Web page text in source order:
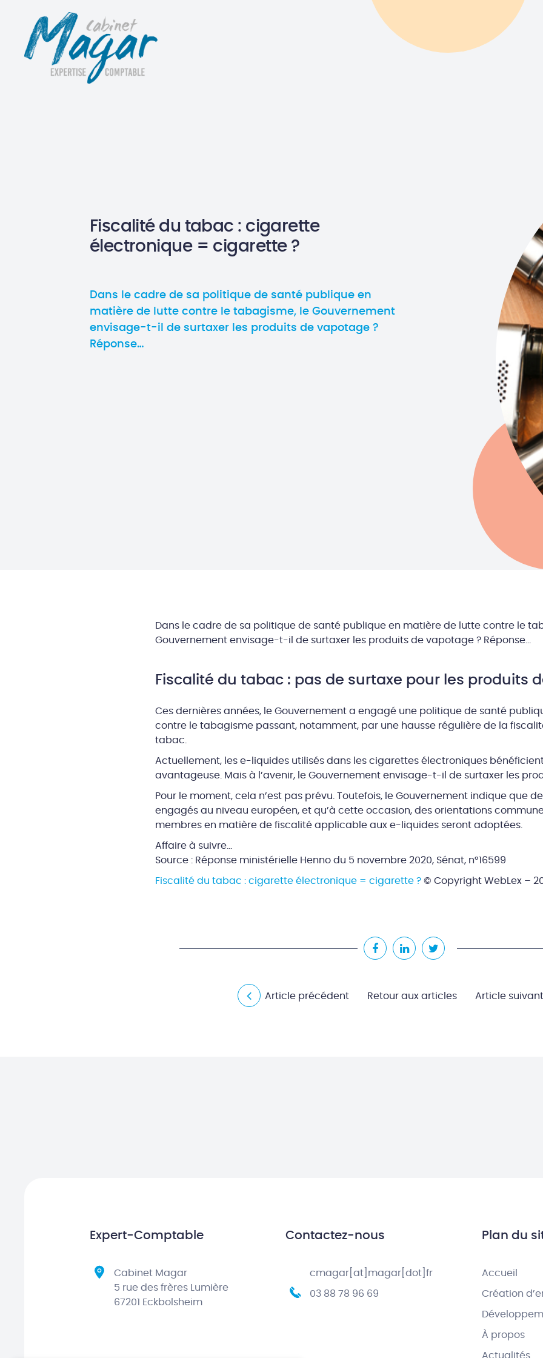
Fiscalité du tabac : cigarette
électronique = cigarette ?
Dans le cadre de sa politique de santé publique en
matière de lutte contre le tabagisme, le Gouvernement
envisage-t-il de surtaxer les produits de vapotage ?
Réponse…
Dans le cadre de sa politique de santé publique en matière de lutte contre le
Gouvernement envisage-t-il de surtaxer les produits de vapotage ? Réponse…
Fiscalité du tabac : pas de surtaxe pour les produits
Ces dernières années, le Gouvernement a engagé une politique de santé
contre le tabagisme passant, notamment, par une hausse régulière de la
tabac.
Actuellement, les e-liquides utilisés dans les cigarettes électroniques
avantageuse. Mais à l’avenir, le Gouvernement envisage-t-il de surtaxer les
Pour le moment, cela n’est pas prévu. Toutefois, le Gouvernement indique que
engagés au niveau européen, et qu’à cette occasion, des orientations
membres en matière de fiscalité applicable aux e-liquides seront adoptées.
Affaire à suivre…
Source : Réponse ministérielle Henno du 5 novembre 2020, Sénat, n°16599
Fiscalité du tabac : cigarette électronique = cigarette ?© Copyright WebLex –
Article précédent Retour aux articles Article suivant
Expert-Comptable
Cabinet Magar
5 rue des frères Lumière
67201 Eckbolsheim
Contactez-nous
cmagar[at]magar[dot]fr
03 88 78 96 69
Plan du
Accueil
Création
À propos
Actualités